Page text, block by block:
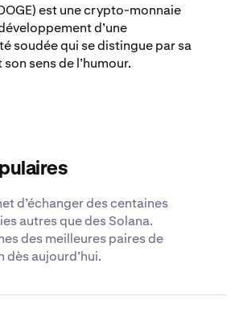
est une crypto-monnaie
d’une
soudée qui se distingue par sa
sens de l’humour.
d’échanger des centaines
autres que des Solana.
des meilleures paires de
aujourd’hui.